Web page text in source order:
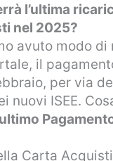
l’ultima
nel 2025?
avuto modo di
il
per via
nuovi ISEE.
Carta